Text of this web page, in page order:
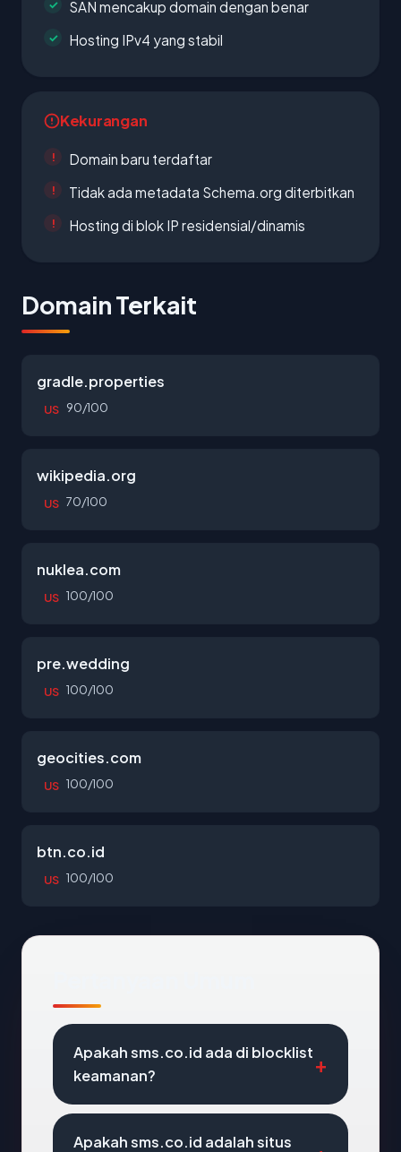
SAN mencakup domain dengan benar
Hosting IPv4 yang stabil
Kekurangan
Domain baru terdaftar
Tidak ada metadata Schema.org diterbitkan
Hosting di blok IP residensial/dinamis
Domain Terkait
gradle.properties
US 90/100
wikipedia.org
US 70/100
nuklea.com
US 100/100
pre.wedding
US 100/100
geocities.com
US 100/100
btn.co.id
US 100/100
Apakah sms.co.id ada di blocklist
keamanan?
Apakah sms.co.id adalah situs